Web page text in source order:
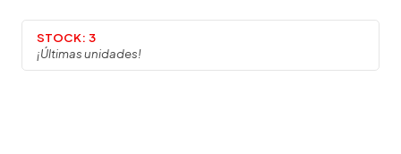
STOCK: 3
¡Últimas unidades!